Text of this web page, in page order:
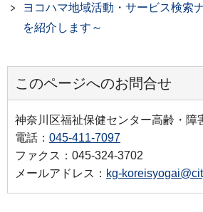
ヨコハマ地域活動・サービス検索
を紹介します～
このページへのお問合せ
神奈川区福祉保健センター高齢・障
電話： 045-411-7097
ファクス：045-324-3702
メールアドレス： kg-